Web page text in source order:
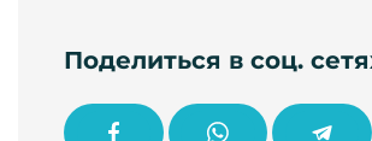
Поделиться в соц.